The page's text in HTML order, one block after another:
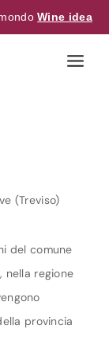
Wine idea
(Treviso)
del comune
nella regione
provincia